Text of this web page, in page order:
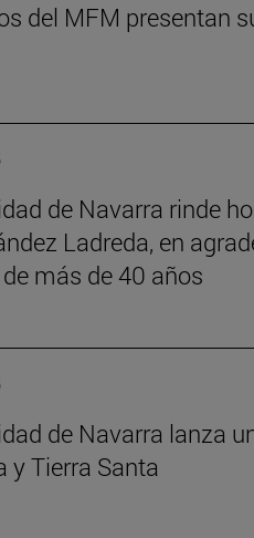
del MFM presentan
de Navarra rinde
Ladreda, en
más de 40 años
de Navarra lanza
y Tierra Santa